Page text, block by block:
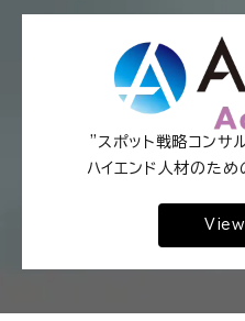
"スポット戦略コンサ
ハイエンド人材のため